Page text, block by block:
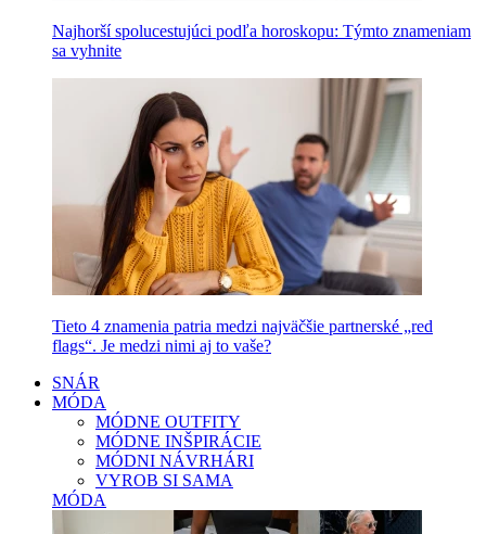
Najhorší spolucestujúci podľa horoskopu: Týmto znameniam
sa vyhnite
Tieto 4 znamenia patria medzi najväčšie partnerské „red
flags“. Je medzi nimi aj to vaše?
SNÁR
MÓDA
MÓDNE OUTFITY
MÓDNE INŠPIRÁCIE
MÓDNI NÁVRHÁRI
VYROB SI SAMA
MÓDA